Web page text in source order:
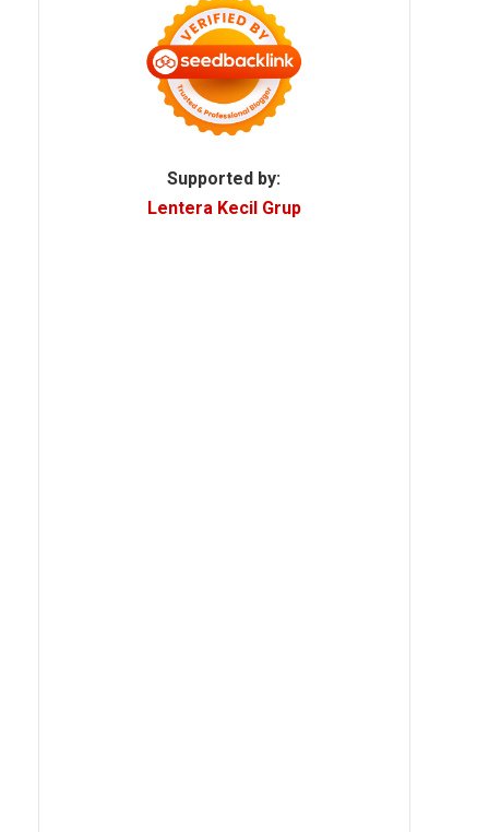
Supported by:
Lentera Kecil Grup